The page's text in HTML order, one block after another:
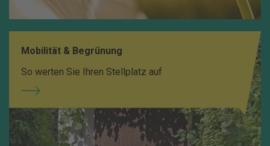
Mobilität & Begrünung
So werten Sie Ihren Stellplatz auf